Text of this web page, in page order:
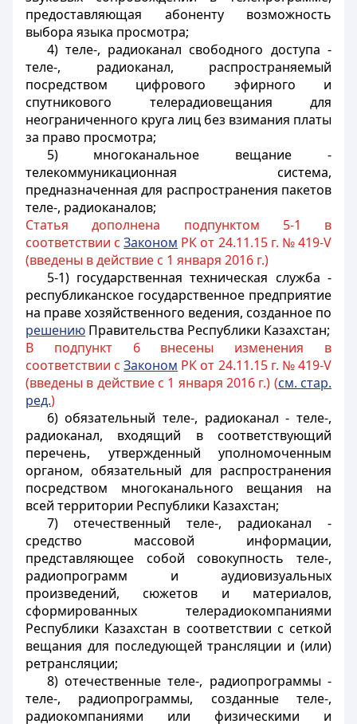
предоставляющая абоненту возможность
выбора языка просмотра;
4) теле-, радиоканал свободного доступа -
теле-, радиоканал, распространяемый
посредством цифрового эфирного и
спутникового телерадиовещания для
неограниченного круга лиц без взимания платы
за право просмотра;
5) многоканальное вещание -
телекоммуникационная система,
предназначенная для распространения пакетов
теле-, радиоканалов;
Статья дополнена подпунктом 5-1 в
соответствии сЗаконом РК от 24.11.15 г. № 419-V
(введены в действие с 1 января 2016 г.)
5-1) государственная техническая служба -
республиканское государственное предприятие
на праве хозяйственного ведения, созданное по
решению Правительства Республики Казахстан;
В подпункт 6 внесены изменения в
соответствии сЗаконом РК от 24.11.15 г. № 419-V
(введены в действие с 1 января 2016 г.) (см. стар.
ред.)
6) обязательный теле-, радиоканал - теле-,
радиоканал, входящий в соответствующий
перечень, утвержденный уполномоченным
органом, обязательный для распространения
посредством многоканального вещания на
всей территории Республики Казахстан;
7) отечественный теле-, радиоканал -
средство массовой информации,
представляющее собой совокупность теле-,
радиопрограмм и аудиовизуальных
произведений, сюжетов и материалов,
сформированных телерадиокомпаниями
Республики Казахстан в соответствии с сеткой
вещания для последующей трансляции и (или)
ретрансляции;
8) отечественные теле-, радиопрограммы -
теле-, радиопрограммы, созданные теле-,
радиокомпаниями или физическими и